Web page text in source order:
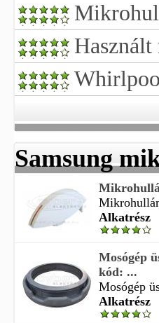
Samsung
Alkatrész
Mosógép
kód: ...
Mosógép
Alkatrész